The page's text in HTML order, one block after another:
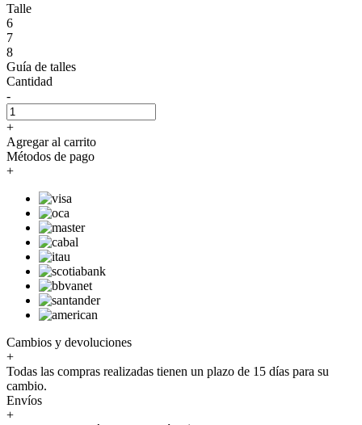
Talle
6
7
8
Guía de talles
Cantidad
-
+
Agregar al carrito
Métodos de pago
+
Cambios y devoluciones
+
Todas las compras realizadas tienen un plazo de 15 días para su
cambio.
Envíos
+